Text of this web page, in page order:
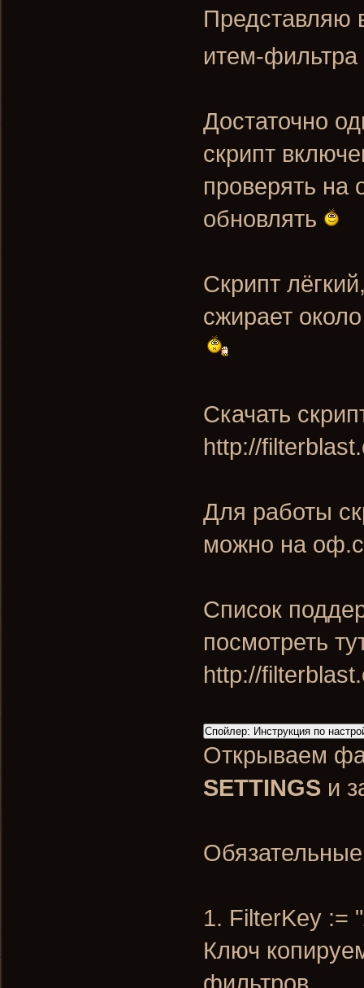
Представляю
итем-
Достаточно
скрипт
проверять на
обновлять
Скрипт
сжирает
Скачать
http://
Для работы
можно на
Список
посмотреть
http://
Спойлер: Инструкция по
Открываем
SETTINGS и
1. FilterKey := "
Ключ